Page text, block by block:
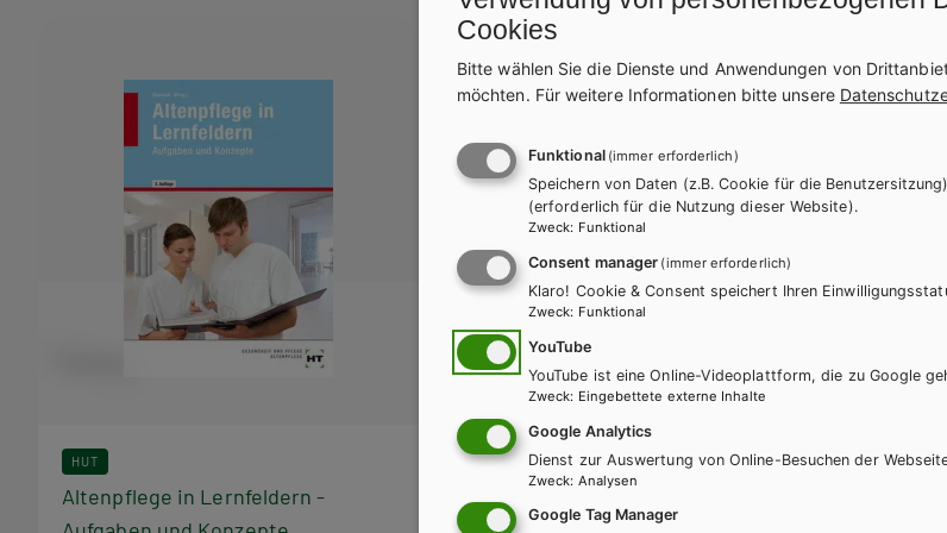
dieser
Reihe
HUT
Altenpflege in Lernfeldern -
HUT
Altenpflege in Lernfeldern -
HUM/FS HUT
Cookies
Bitte wählen Sie die Dienste und Anwendungen von
möchten. Für weitere Informationen bitte unsere
Funktional (immer erforderlich)
Speichern von Daten (z.B. Cookie für die
(erforderlich für die Nutzung dieser Website).
Zweck: Funktional
Consent manager (immer erforderlich)
Klaro! Cookie & Consent speichert Ihren
Zweck: Funktional
YouTube
YouTube ist eine Online-Videoplattform, die zu Google
Zweck: Eingebettete externe Inhalte
Google Analytics
Dienst zur Auswertung von Online-Besuchen der
Zweck: Analysen
Google Tag Manager